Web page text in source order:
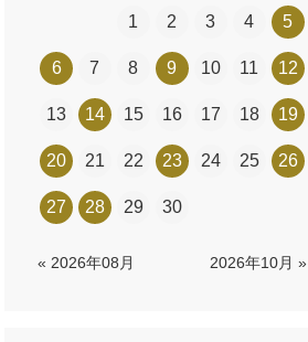
1 2 3 4 5
6 7 8 9 10 11 12
13 14 15 16 17 18 19
20 21 22 23 24 25 26
27 28 29 30
« 2026年08月 2026年10月 »